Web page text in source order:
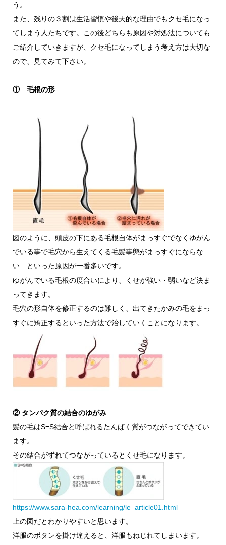
う。
また、残りの３割は生活習慣や後天的な理由でもクセ毛になっ
てしまう人たちです。この後どちらも原因や対処法についても
ご紹介していきますが、クセ毛になってしまう考え方は大切な
ので、見てみて下さい。
① 毛根の形
図のように、頭皮の下にある毛根自体がまっすぐでなくゆがん
でいる事で毛穴から生えてくる毛髪事態がまっすぐにならな
い…といった原因が一番多いです。
ゆがんでいる毛根の度合いにより、くせが強い・弱いなど決ま
ってきます。
毛穴の形自体を修正するのは難しく、出てきたかみの毛をまっ
すぐに矯正するといった方法で治していくことになります。
② タンパク質の結合のゆがみ
髪の毛はS=S結合と呼ばれるたんぱく質がつながってできてい
ます。
その結合がずれてつながっているとくせ毛になります。
https://www.sara-hea.com/learning/le_article01.html
上の図だとわかりやすいと思います。
洋服のボタンを掛け違えると、洋服もねじれてしまいます。